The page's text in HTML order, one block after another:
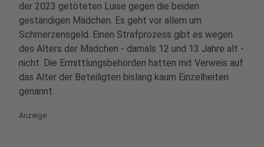
der 2023 getöteten Luise gegen die beiden
geständigen Mädchen. Es geht vor allem um
Schmerzensgeld. Einen Strafprozess gibt es wegen
des Alters der Mädchen - damals 12 und 13 Jahre alt -
nicht. Die Ermittlungsbehörden hatten mit Verweis auf
das Alter der Beteiligten bislang kaum Einzelheiten
genannt.
Anzeige